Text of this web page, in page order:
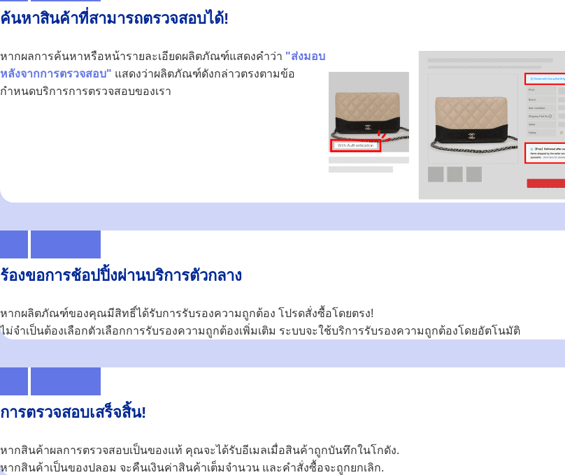
ค้นหาสินค้าที่สามารถตรวจสอบได้!
หากผลการค้นหาหรือหน้ารายละเอียดผลิตภัณฑ์แสดงคำว่า "ส่งมอบ
หลังจากการตรวจสอบ" แสดงว่าผลิตภัณฑ์ดังกล่าวตรงตามข้อ
กำหนดบริการการตรวจสอบของเรา
ร้องขอการช้อปปิ้งผ่านบริการตัวกลาง
หากผลิตภัณฑ์ของคุณมีสิทธิ์ได้รับการรับรองความถูกต้อง โปรดสั่งซื้อโดยตรง!
ไม่จำเป็นต้องเลือกตัวเลือกการรับรองความถูกต้องเพิ่มเติม ระบบจะใช้บริการรับรองความถูกต้องโดยอัตโนมัติ
การตรวจสอบเสร็จสิ้น!
หากสินค้าผลการตรวจสอบเป็นของแท้ คุณจะได้รับอีเมลเมื่อสินค้าถูกบันทึกในโกดัง.
หากสินค้าเป็นของปลอม จะคืนเงินค่าสินค้าเต็มจำนวน และคำสั่งซื้อจะถูกยกเลิก.